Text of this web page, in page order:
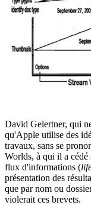
David Gelertner, qui
qu'Apple utilise des
travaux, sans se
Worlds, à qui il a cédé
flux d'informations (
présentation des
que par nom ou
violerait ces brevets.